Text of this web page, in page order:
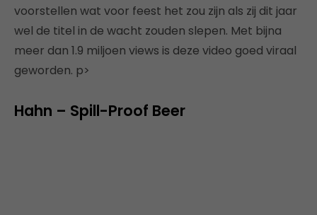
voorstellen wat voor feest het zou zijn als zij dit jaar
wel de titel in de wacht zouden slepen. Met bijna
meer dan 1.9 miljoen views is deze video goed viraal
geworden. p>
Hahn – Spill-Proof Beer